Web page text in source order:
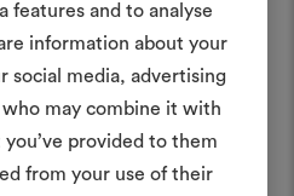
features and to analyse
information about your
social media, advertising
may combine it with
provided to them
from your use of their
anche
Crea
Uno strumento interattivo
e condividere le tue idee,